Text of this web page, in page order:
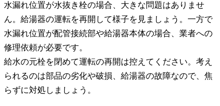
水漏れ位置が水抜き栓の場合、大きな問題はありませ
ん。給湯器の運転を再開して様子を見ましょう。一方で
水漏れ位置が配管接続部や給湯器本体の場合、業者への
修理依頼が必要です。
給水の元栓を閉めて運転の再開は控えてください。考え
られるのは部品の劣化や破損、給湯器の故障なので、焦
らずに対処しましょう。